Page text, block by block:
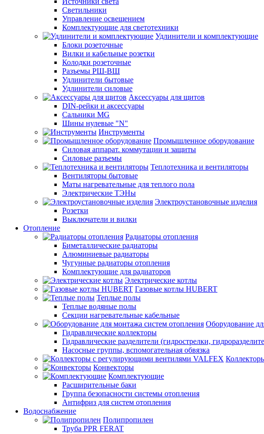
Светильники
Управление освещением
Комплектующие для светотехники
Удлинители и комплектующие
Блоки розеточные
Вилки и кабельные розетки
Колодки розеточные
Разъемы РШ-ВШ
Удлинители бытовые
Удлинители силовые
Аксессуары для щитов
DIN-рейки и аксессуары
Сальники MG
Шины нулевые "N"
Инструменты
Промышленное оборудование
Силовая аппарат. коммутации и защиты
Силовые разъемы
Теплотехника и вентиляторы
Вентиляторы бытовые
Маты нагревательные для теплого пола
Электрические ТЭНы
Электроустановочные изделия
Розетки
Выключатели и вилки
Отопление
Радиаторы отопления
Биметаллические радиаторы
Алюминиевые радиаторы
Чугунные радиаторы отопления
Комплектующие для радиаторов
Электрические котлы
Газовые котлы HUBERT
Теплые полы
Теплые водяные полы
Секции нагревательные кабельные
Оборудование
Гидравлические коллекторы
Гидравлические разделители (гидрострелки,
Насосные группы, вспомогательная обвязка
Конвекторы
Комплектующие
Расширительные баки
Группа безопасности системы отопления
Антифриз для систем отопления
Водоснабжение
Полипропилен
Труба PPR FERAT